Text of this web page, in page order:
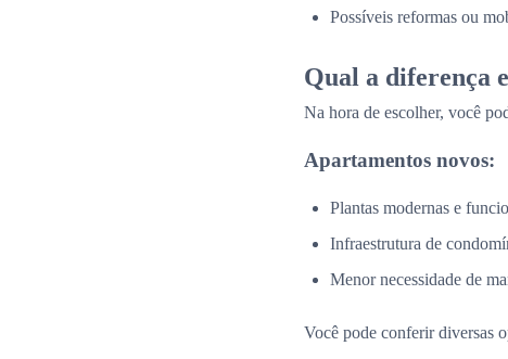
Possíveis reformas ou
Qual a diferença
Na hora de escolher, você
Apartamentos novos:
Plantas modernas e
Infraestrutura de
Menor necessidade de
Você pode conferir diversas